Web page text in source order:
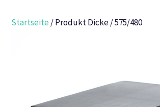
Startseite / Produkt Dicke / 575/480